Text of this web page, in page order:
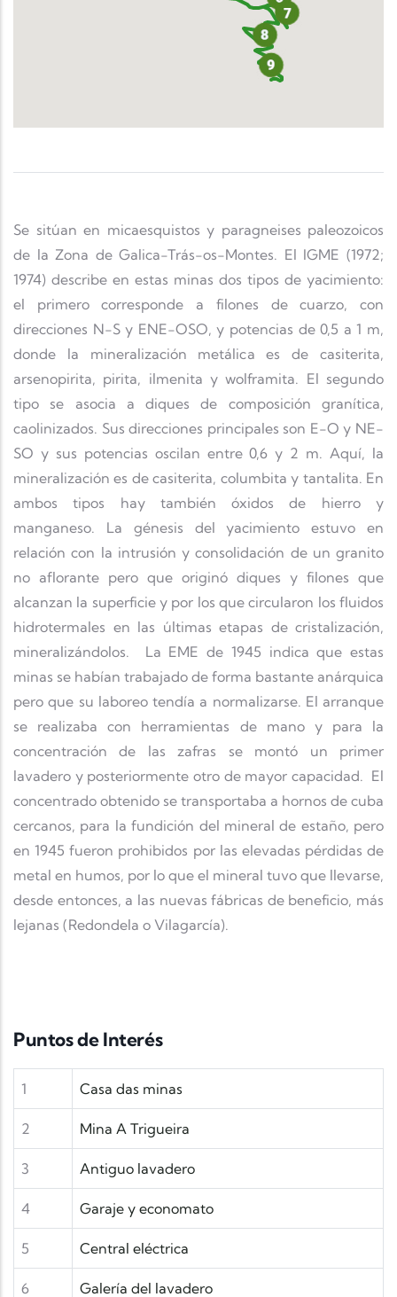
Se sitúan en micaesquistos y paragneises paleozoicos
de la Zona de Galica-Trás-os-Montes. El IGME (1972;
1974) describe en estas minas dos tipos de yacimiento:
el primero corresponde a filones de cuarzo, con
direcciones N-S y ENE-OSO, y potencias de 0,5 a 1 m,
donde la mineralización metálica es de casiterita,
arsenopirita, pirita, ilmenita y wolframita. El segundo
tipo se asocia a diques de composición granítica,
caolinizados. Sus direcciones principales son E-O y NE-
SO y sus potencias oscilan entre 0,6 y 2 m. Aquí, la
mineralización es de casiterita, columbita y tantalita. En
ambos tipos hay también óxidos de hierro y
manganeso. La génesis del yacimiento estuvo en
relación con la intrusión y consolidación de un granito
no aflorante pero que originó diques y filones que
alcanzan la superficie y por los que circularon los fluidos
hidrotermales en las últimas etapas de cristalización,
mineralizándolos. La EME de 1945 indica que estas
minas se habían trabajado de forma bastante anárquica
pero que su laboreo tendía a normalizarse. El arranque
se realizaba con herramientas de mano y para la
concentración de las zafras se montó un primer
lavadero y posteriormente otro de mayor capacidad. El
concentrado obtenido se transportaba a hornos de cuba
cercanos, para la fundición del mineral de estaño, pero
en 1945 fueron prohibidos por las elevadas pérdidas de
metal en humos, por lo que el mineral tuvo que llevarse,
desde entonces, a las nuevas fábricas de beneficio, más
lejanas (Redondela o Vilagarcía).
Puntos de Interés
1 Casa das minas
2 Mina A Trigueira
3 Antiguo lavadero
4 Garaje y economato
5 Central eléctrica
6 Galería del lavadero